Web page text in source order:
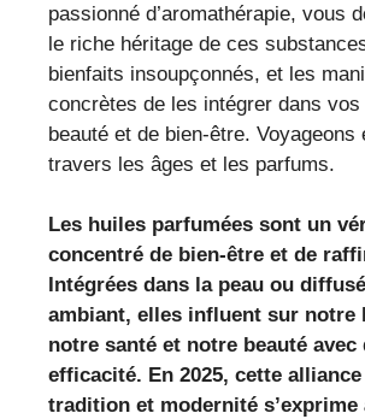
passionné d’aromathérapie, vous
le riche héritage de ces
bienfaits insoupçonnés, et les
concrètes de les intégrer dans
beauté et de bien-être. Voyageons
travers les âges et les parfums.
Les huiles parfumées sont un
concentré de bien-être et de
Intégrées dans la peau ou
ambiant, elles influent sur notre
notre santé et notre beauté avec
efficacité. En 2025, cette
tradition et modernité s’exprime